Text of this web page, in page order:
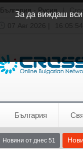
България - Русия
07 Авг 2026 |
16:05:55
България
Новини от днес 51
За да виждаш